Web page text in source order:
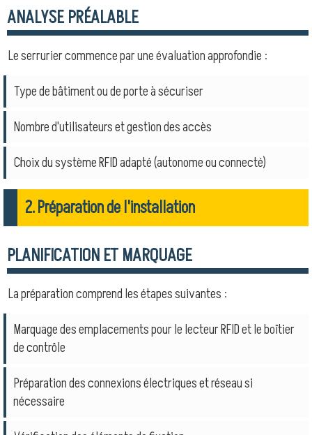
ANALYSE PRÉALABLE
Le serrurier commence par une évaluation approfondie :
Type de bâtiment ou de porte à sécuriser
Nombre d'utilisateurs et gestion des accès
Choix du système RFID adapté (autonome ou connecté)
2. Préparation de l'installation
PLANIFICATION ET MARQUAGE
La préparation comprend les étapes suivantes :
Marquage des emplacements pour le lecteur RFID et le boîtier
de contrôle
Préparation des connexions électriques et réseau si
nécessaire